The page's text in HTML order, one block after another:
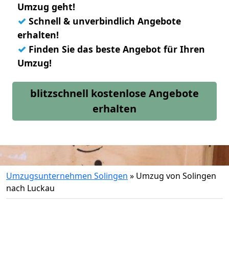
Umzug geht!
✓ Schnell & unverbindlich Angebote
erhalten!
✓ Finden Sie das beste Angebot für Ihren
Umzug!
blitzschnell kostenlose Angebote
erhalten
Umzugsunternehmen Solingen » Umzug von Solingen
nach Luckau